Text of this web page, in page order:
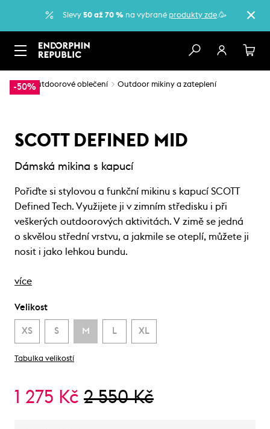
Slevy 50 až 70 % na vybrané produkty zde.🥳
-50%
… Outdoorové oblečení Outdoor mikiny a zateplení
SCOTT DEFINED MID
Dámská mikina s kapucí
Pořiďte si stylovou a funkční mikinu s kapucí SCOTT
Defined Tech. Využijete ji v zimním středisku i při
veškerých outdoorových aktivitách. V zimě se jedná
o skvělou střední vrstvu, a jakmile se oteplí, můžete ji
nosit i jako lehkou bundu.
více
Velikost
XS S M L XL
Tabulka velikostí
1 275 Kč 2 550 Kč